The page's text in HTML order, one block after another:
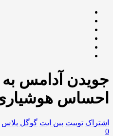
جویدن آدامس
احساس
اشتراک توییت پین ایت گوگل‌ پلاس
0